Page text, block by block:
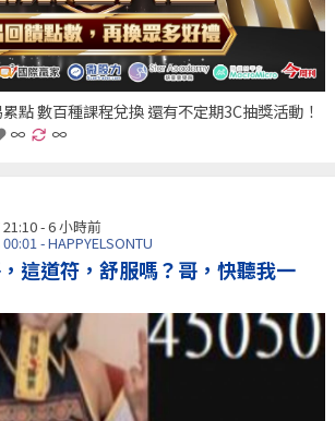
點 數百種課程兌換 還有不定期3C抽獎活動！
∞ ∞
-6 小時前
- HAPPYELSONTU
這道符，舒服嗎？哥，快聽我一